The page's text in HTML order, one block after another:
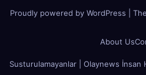
Proudly powered by WordPress
About Us
Susturulamayanlar | Olaynews İnsan